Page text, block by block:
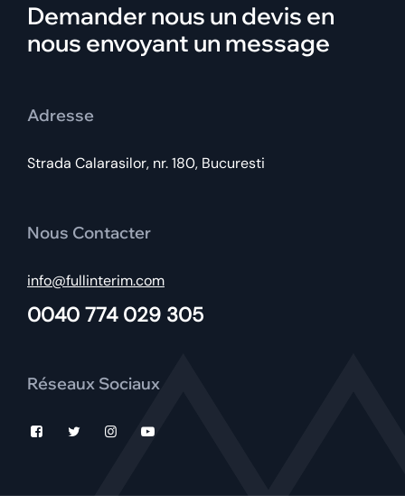
Demander nous un devis en
nous envoyant un message
Adresse
Strada Calarasilor, nr. 180, Bucuresti
Nous Contacter
0040 774 029 305
info@fullinterim.com
Réseaux Sociaux